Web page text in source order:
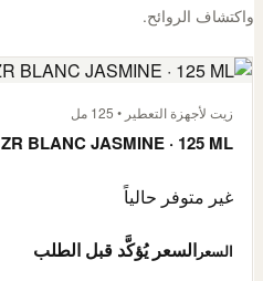
واكتشاف الروائح.
زيت لأجهزة التعطير • 125 مل
ZR BLANC JASMINE · 125 ML
غير متوفر حالياً
السعر السعر يُؤكَّد قبل الطلب